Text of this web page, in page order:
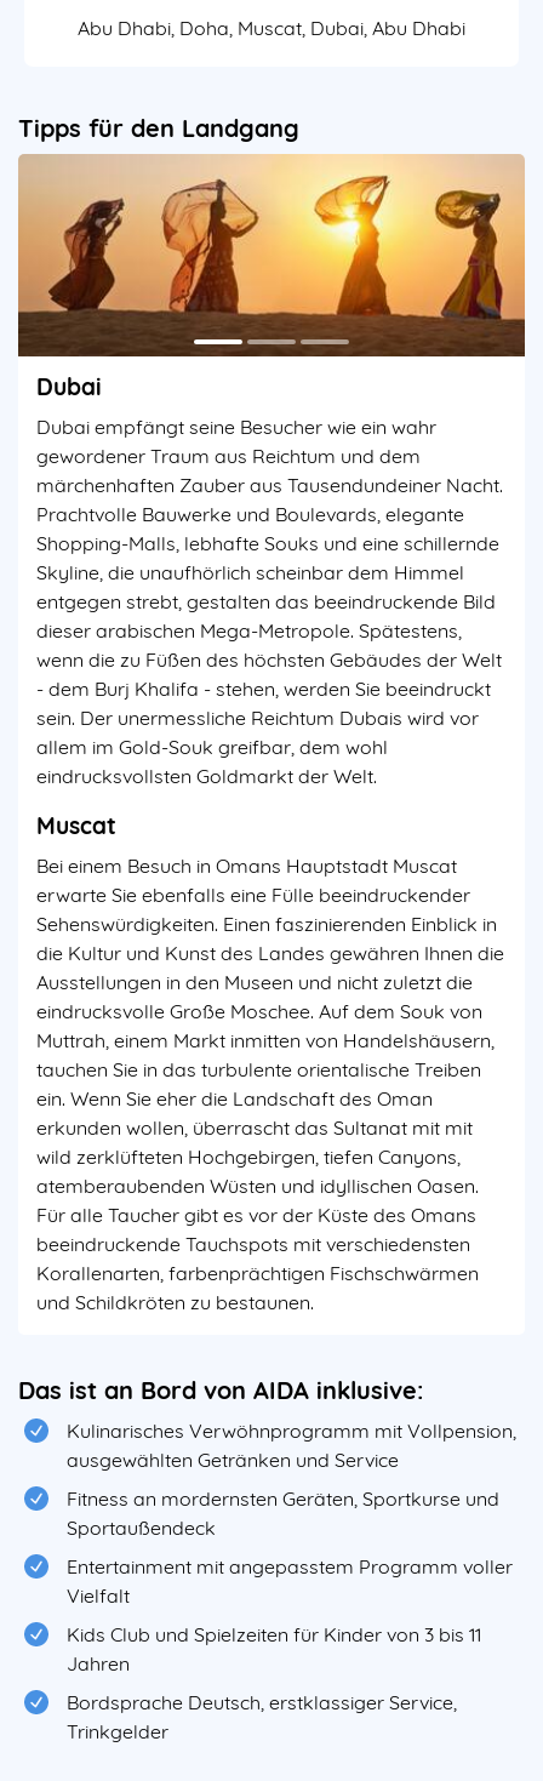
Abu Dhabi, Doha, Muscat, Dubai, Abu Dhabi
Tipps für den Landgang
Dubai
Dubai empfängt seine Besucher wie ein wahr
gewordener Traum aus Reichtum und dem
märchenhaften Zauber aus Tausendundeiner Nacht.
Prachtvolle Bauwerke und Boulevards, elegante
Shopping-Malls, lebhafte Souks und eine schillernde
Skyline, die unaufhörlich scheinbar dem Himmel
entgegen strebt, gestalten das beeindruckende Bild
dieser arabischen Mega-Metropole. Spätestens,
wenn die zu Füßen des höchsten Gebäudes der Welt
- dem Burj Khalifa - stehen, werden Sie beeindruckt
sein. Der unermessliche Reichtum Dubais wird vor
allem im Gold-Souk greifbar, dem wohl
eindrucksvollsten Goldmarkt der Welt.
Muscat
Bei einem Besuch in Omans Hauptstadt Muscat
erwarte Sie ebenfalls eine Fülle beeindruckender
Sehenswürdigkeiten. Einen faszinierenden Einblick in
die Kultur und Kunst des Landes gewähren Ihnen die
Ausstellungen in den Museen und nicht zuletzt die
eindrucksvolle Große Moschee. Auf dem Souk von
Muttrah, einem Markt inmitten von Handelshäusern,
tauchen Sie in das turbulente orientalische Treiben
ein. Wenn Sie eher die Landschaft des Oman
erkunden wollen, überrascht das Sultanat mit mit
wild zerklüfteten Hochgebirgen, tiefen Canyons,
atemberaubenden Wüsten und idyllischen Oasen.
Für alle Taucher gibt es vor der Küste des Omans
beeindruckende Tauchspots mit verschiedensten
Korallenarten, farbenprächtigen Fischschwärmen
und Schildkröten zu bestaunen.
Das ist an Bord von AIDA inklusive:
Kulinarisches Verwöhnprogramm mit Vollpension,
ausgewählten Getränken und Service
Fitness an mordernsten Geräten, Sportkurse und
Sportaußendeck
Entertainment mit angepasstem Programm voller
Vielfalt
Kids Club und Spielzeiten für Kinder von 3 bis 11
Jahren
Bordsprache Deutsch, erstklassiger Service,
Trinkgelder